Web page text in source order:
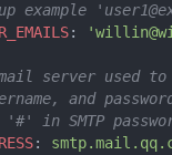
example '
: '
mail server
and
'#' in SMTP
: